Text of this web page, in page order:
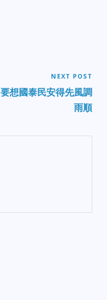
NEXT POST
要想國泰民安得先風調
雨順